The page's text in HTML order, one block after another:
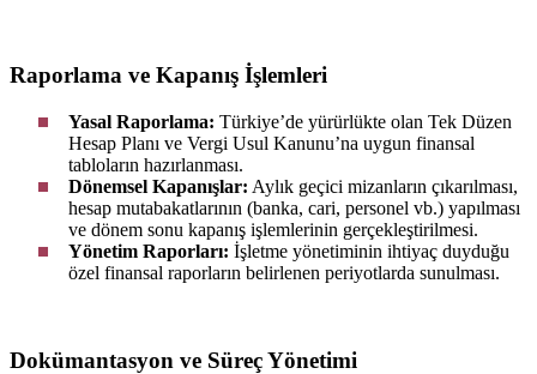
Raporlama ve Kapanış İşlemleri
Yasal Raporlama: Türkiye’de yürürlükte olan Tek Düzen
Hesap Planı ve Vergi Usul Kanunu’na uygun finansal
tabloların hazırlanması.
Dönemsel Kapanışlar: Aylık geçici mizanların çıkarılması,
hesap mutabakatlarının (banka, cari, personel vb.) yapılması
ve dönem sonu kapanış işlemlerinin gerçekleştirilmesi.
Yönetim Raporları: İşletme yönetiminin ihtiyaç duyduğu
özel finansal raporların belirlenen periyotlarda sunulması.
Dokümantasyon ve Süreç Yönetimi